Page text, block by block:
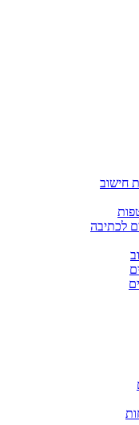
חישוב
לכתיבה